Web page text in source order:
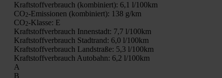
Kraft­stoff­ver­brauch (kom­bi­niert): 6,1 l/100km
CO2-Emis­sio­nen (kom­bi­niert): 138 g/km
CO2-Klas­se: E
Kraft­stoff­ver­brauch Innen­stadt: 7,7 l/100km
Kraft­stoff­ver­brauch Stadt­rand: 6,0 l/100km
Kraft­stoff­ver­brauch Land­stra­ße: 5,3 l/100km
Kraft­stoff­ver­brauch Auto­bahn: 6,2 l/100km
A
B